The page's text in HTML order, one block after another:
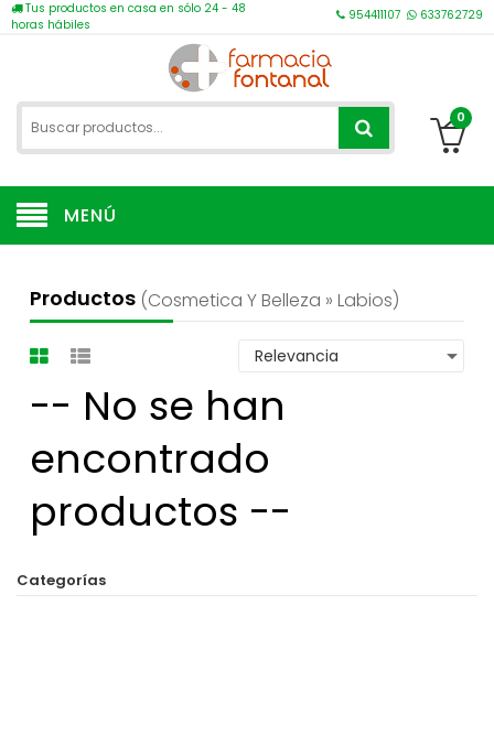
Tus productos en casa en sólo 24 - 48
horas hábiles
954411107 633762729
0
MENÚ
Productos (cosmetica Y Belleza » Labios)
-- No se han
encontrado
productos --
Categorías